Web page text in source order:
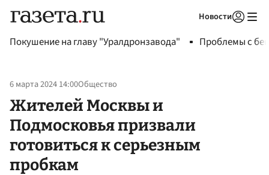
Новости
Покушение на главу "Уралдронзавода" Проблемы с
6 марта 2024 14:00Общество
Жителей Москвы и
Подмосковья призвали
готовиться к серьезным
пробкам